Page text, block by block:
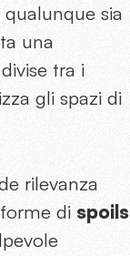
sia
una
tra i
gli spazi di
rilevanza
di spoils